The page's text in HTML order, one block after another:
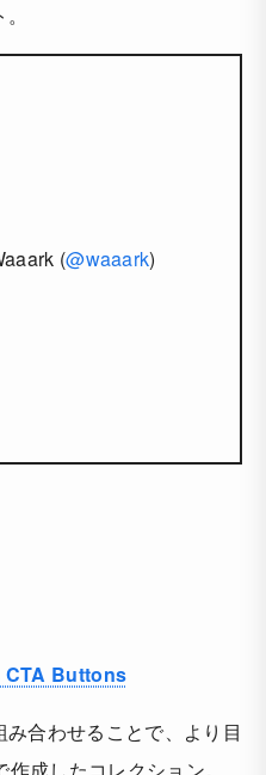
(@waaark)
Buttons
合わせることで、より目